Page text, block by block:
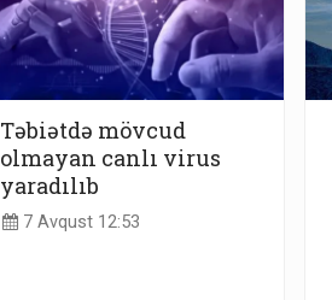
Təbiətdə mövcud
olmayan canlı virus
yaradılıb
7 Avqust 12:53